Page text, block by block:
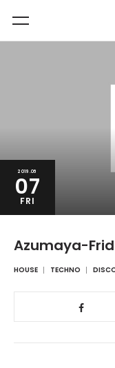
2019.06
07
FRI
Azumaya-
HOUSE TECHNO